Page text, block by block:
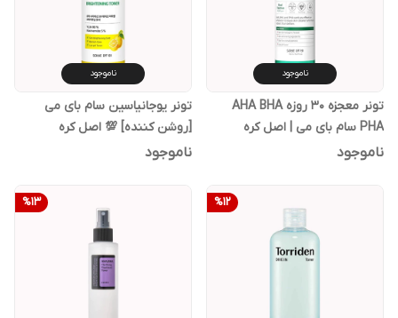
ناموجود
تونر معجزه 30 روزه AHA BHA
PHA سام بای می | اصل کره
ناموجود
ناموجود
تونر یوجانیاسین سام بای می
[روشن کننده] 💯 اصل کره
ناموجود
%12
%13